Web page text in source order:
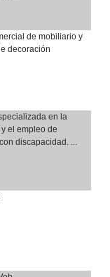
de mobiliario y
decoración
en la
el empleo de
discapacidad. ...